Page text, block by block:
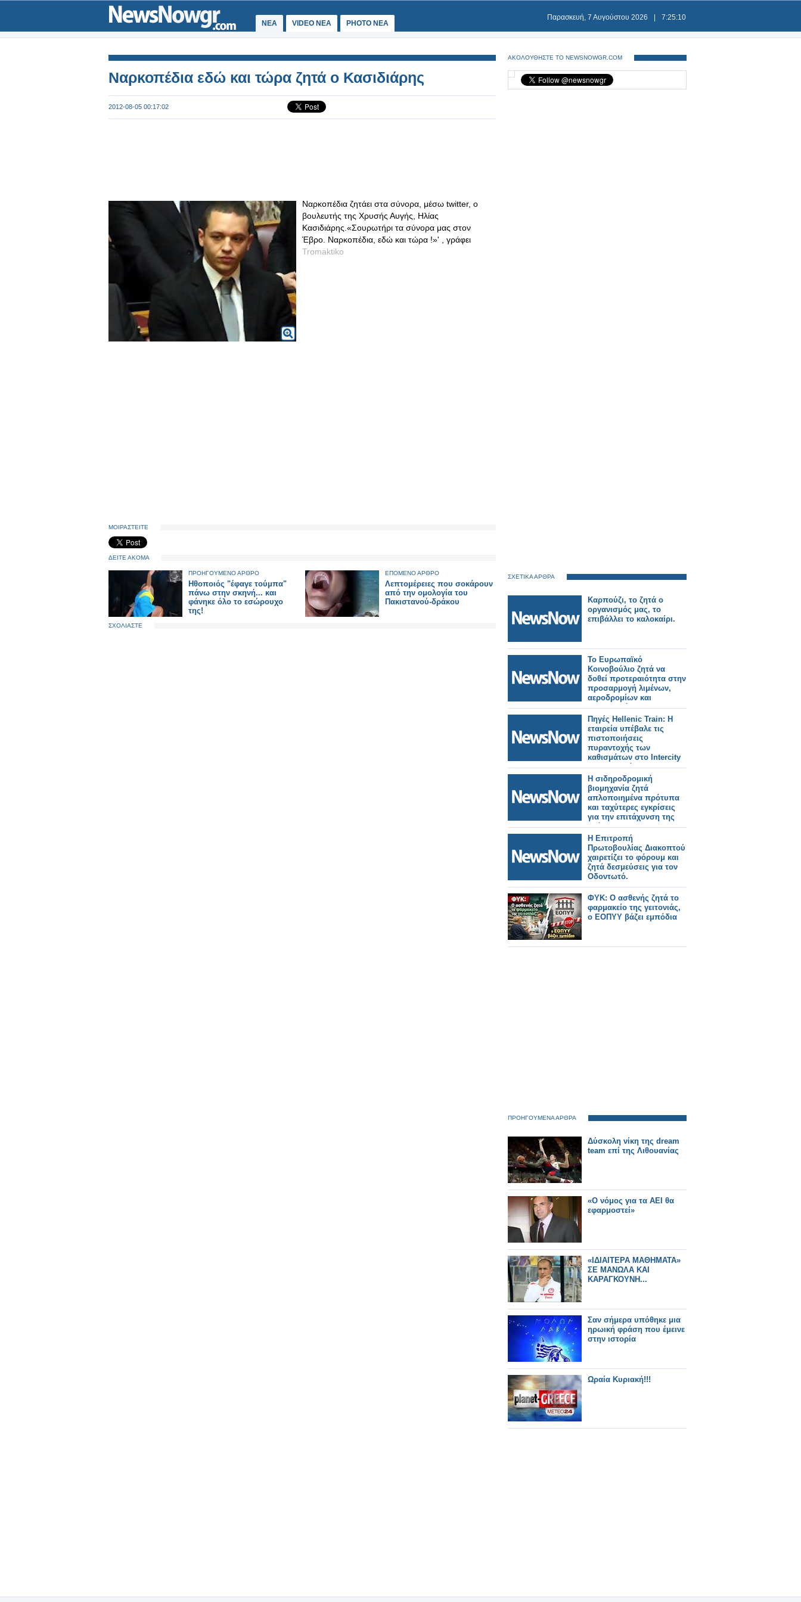
ΝΕΑ VIDEO NEA PHOTO NEA
Παρασκευή, 7 Αυγούστου 2026 7:25:11
Ναρκοπέδια εδώ και τώρα ζητά ο Κασιδιάρης
2012-08-05 00:17:02
Ναρκοπέδια ζητάει στα σύνορα, μέσω twitter, ο
βουλευτής της Χρυσής Αυγής, Ηλίας
Κασιδιάρης.«Σουρωτήρι τα σύνορα μας στον
Έβρο. Ναρκοπέδια, εδώ και τώρα !»' , γράφει
Tromaktiko
ΜΟΙΡΑΣΤΕΙΤΕ
ΔΕΙΤΕ ΑΚΟΜΑ
ΠΡΟΗΓΟΥΜΕΝΟ ΑΡΘΡΟ
Ηθοποιός "έφαγε τούμπα"
πάνω στην σκηνή... και
φάνηκε όλο το εσώρουχο
της!
ΕΠΟΜΕΝΟ ΑΡΘΡΟ
Λεπτομέρειες που σοκάρουν
από την ομολογία του
Πακιστανού-δράκου
ΣΧΟΛΙΑΣΤΕ
ΑΚΟΛΟΥΘΗΣΤΕ ΤΟ NEWSNOWGR.COM
ΣΧΕΤΙΚΑ ΑΡΘΡΑ
Καρπούζι, το ζητά ο
οργανισμός μας, το
επιβάλλει το καλοκαίρι.
Το Ευρωπαϊκό
Κοινοβούλιο ζητά να
δοθεί προτεραιότητα στην
προσαρμογή λιμένων,
αεροδρομίων και
σιδηροδρόμων για
στρατιωτική χρήση.
Πηγές Hellenic Train: H
εταιρεία υπέβαλε τις
πιστοποιήσεις
πυραντοχής των
καθισμάτων στo Intercity
62 που ζητά η ΡΑΣ
Η σιδηροδρομική
βιομηχανία ζητά
απλοποιημένα πρότυπα
και ταχύτερες εγκρίσεις
για την επιτάχυνση της
ανάπτυξης του ERTMS
και την επίτευξη των
στόχων του ΔΕΔ-Μ σε όλη
την Ευρώπη.
Η Επιτροπή
Πρωτοβουλίας Διακοπτού
χαιρετίζει το φόρουμ και
ζητά δεσμεύσεις για τον
Οδοντωτό.
ΦΥΚ: Ο ασθενής ζητά το
φαρμακείο της γειτονιάς,
ο ΕΟΠΥΥ βάζει εμπόδια
ΠΡΟΗΓΟΥΜΕΝΑ ΑΡΘΡΑ
Δύσκολη νίκη της dream
team επί της Λιθουανίας
«O νόμος για τα ΑΕΙ θα
εφαρμοστεί»
«ΙΔΙΑΙΤΕΡΑ ΜΑΘΗΜΑΤΑ»
ΣΕ ΜΑΝΩΛΑ ΚΑΙ
ΚΑΡΑΓΚΟΥΝΗ...
Σαν σήμερα υπόθηκε μια
ηρωική φράση που έμεινε
στην ιστορία
Ωραία Κυριακή!!!